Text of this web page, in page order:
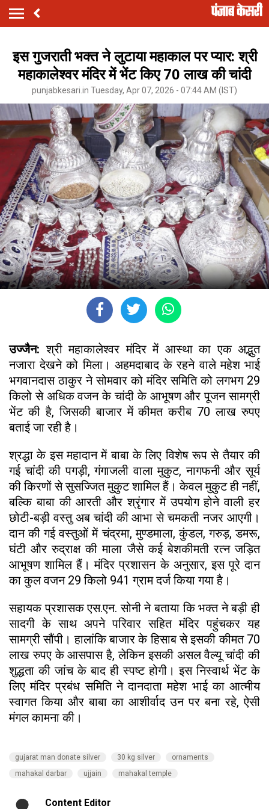
इस गुजराती भक्त ने लुटाया महाकाल पर प्यार: श्री
महाकालेश्वर मंदिर में भेंट किए 70 लाख की चांदी
punjabkesari.in Tuesday, Apr 07, 2026 - 07:44 AM (IST)
उज्जैन:श्री महाकालेश्वर मंदिर में आस्था का एक अद्भुत
नजारा देखने को मिला। अहमदाबाद के रहने वाले महेश भाई
भगवानदास ठाकुर ने सोमवार को मंदिर समिति को लगभग 29
किलो से अधिक वजन के चांदी के आभूषण और पूजन सामग्री
भेंट की है, जिसकी बाजार में कीमत करीब 70 लाख रुपए
बताई जा रही है।
श्रद्धा के इस महादान में बाबा के लिए विशेष रूप से तैयार की
गई चांदी की पगड़ी, गंगाजली वाला मुकुट, नागफनी और सूर्य
की किरणों से सुसज्जित मुकुट शामिल हैं। केवल मुकुट ही नहीं,
बल्कि बाबा की आरती और श्रृंगार में उपयोग होने वाली हर
छोटी-बड़ी वस्तु अब चांदी की आभा से चमकती नजर आएगी।
दान की गई वस्तुओं में चंद्रमा, मुण्डमाला, कुंडल, गरुड़, डमरू,
घंटी और रुद्राक्ष की माला जैसे कई बेशकीमती रत्न जड़ित
आभूषण शामिल हैं। मंदिर प्रशासन के अनुसार, इस पूरे दान
का कुल वजन 29 किलो 941 ग्राम दर्ज किया गया है।
सहायक प्रशासक एस.एन. सोनी ने बताया कि भक्त ने बड़ी ही
सादगी के साथ अपने परिवार सहित मंदिर पहुंचकर यह
सामग्री सौंपी। हालांकि बाजार के हिसाब से इसकी कीमत 70
लाख रुपए के आसपास है, लेकिन इसकी असल वैल्यू चांदी की
शुद्धता की जांच के बाद ही स्पष्ट होगी। इस निस्वार्थ भेंट के
लिए मंदिर प्रबंध समिति ने दानदाता महेश भाई का आत्मीय
स्वागत किया और बाबा का आशीर्वाद उन पर बना रहे, ऐसी
मंगल कामना की।
gujarat man donate silver 30 kg silver
ornaments
mahakal darbar
ujjain mahakal temple
Content Editor